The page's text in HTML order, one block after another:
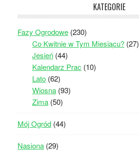
KATEGORIE
Fazy Ogrodowe(230)
Co Kwitnie w Tym Miesiącu?(27)
Jesień(44)
Kalendarz Prac (10)
Lato(62)
Wiosna(93)
Zima(50)
Mój Ogród(44)
Nasiona(29)